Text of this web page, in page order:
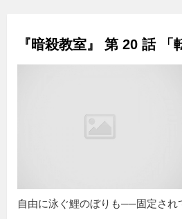
『暗殺教室』 第 20 話 「
自由に泳ぐ鯉のぼりも──固定され